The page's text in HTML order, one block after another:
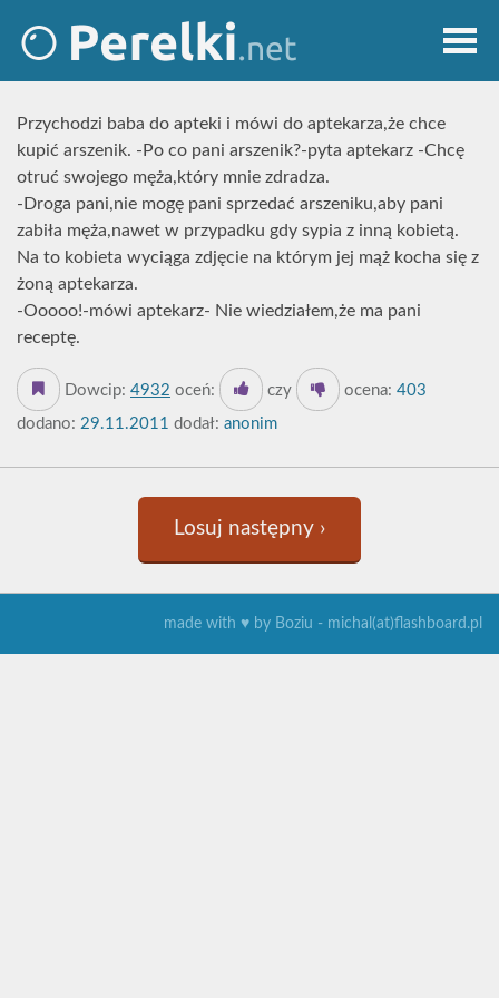
Przychodzi baba do apteki i mówi do aptekarza,że chce
kupić arszenik. -Po co pani arszenik?-pyta aptekarz -Chcę
otruć swojego męża,który mnie zdradza.
-Droga pani,nie mogę pani sprzedać arszeniku,aby pani
zabiła męża,nawet w przypadku gdy sypia z inną kobietą.
Na to kobieta wyciąga zdjęcie na którym jej mąż kocha się z
żoną aptekarza.
-Ooooo!-mówi aptekarz- Nie wiedziałem,że ma pani
receptę.
Dowcip: 4932 oceń: czy ocena: 403
dodano: 29.11.2011 dodał: anonim
Losuj następny ›
made with ♥ by Boziu - michal(at)flashboard.pl